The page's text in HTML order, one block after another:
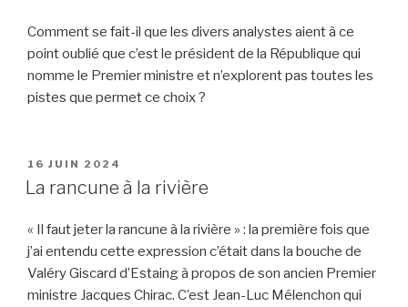
Comment se fait-il que les divers analystes aient à ce
point oublié que c’est le président de la République qui
nomme le Premier ministre et n’explorent pas toutes les
pistes que permet ce choix ?
PUBLIÉ
LE
16 JUIN 2024
La rancune à la rivière
« Il faut jeter la rancune à la rivière » : la première fois que
j’ai entendu cette expression c’était dans la bouche de
Valéry Giscard d’Estaing à propos de son ancien Premier
ministre Jacques Chirac. C’est Jean-Luc Mélenchon qui